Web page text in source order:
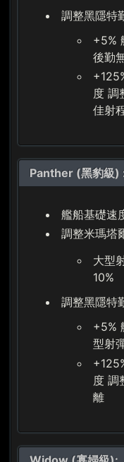
調整黑隱特
+5%
後勤
度 調
佳射
Panther (黑豹級)
艦船基礎速
調整米瑪塔
大型
10%
調整黑隱特
+5%
型射
度 調
離